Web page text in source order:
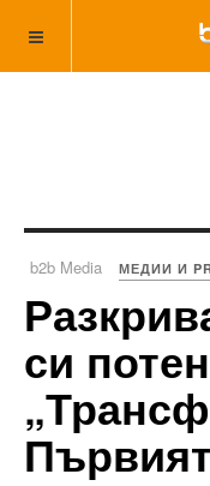
b2b Media МЕДИИ И
си